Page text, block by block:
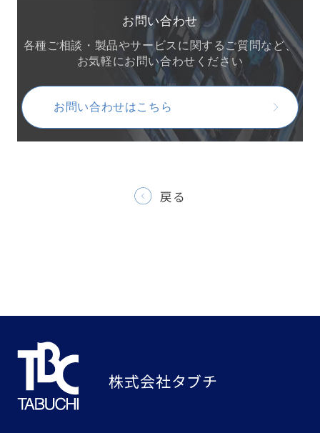
お問い合わせ
各種ご相談・製品やサービスに関するご質問など、
お気軽にお問い合わせください
お問い合わせはこちら
戻る
株式会社タブチ